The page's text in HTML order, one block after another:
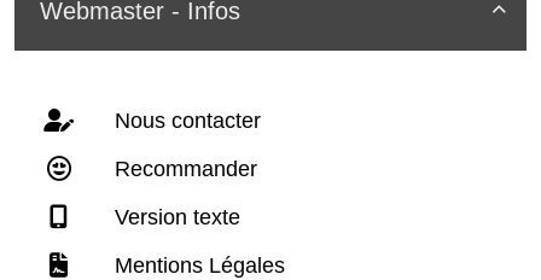

Webmaster - Infos
Nous contacter
Recommander
Version texte
Mentions Légales